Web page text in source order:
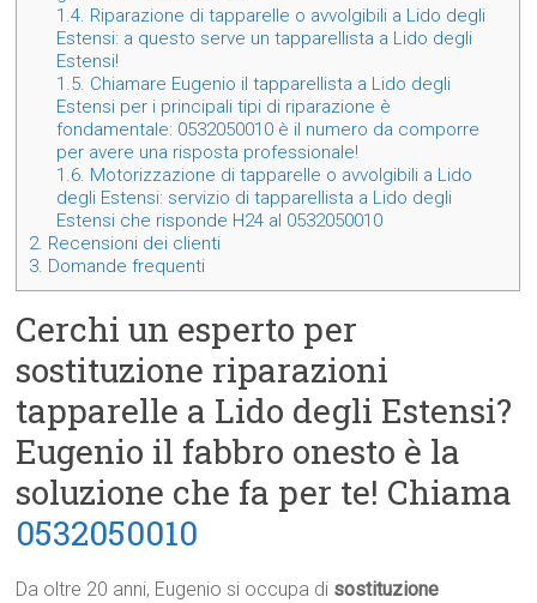
1.4. Riparazione di tapparelle o avvolgibili a Lido degli
Estensi: a questo serve un tapparellista a Lido degli
Estensi!
1.5. Chiamare Eugenio il tapparellista a Lido degli
Estensi per i principali tipi di riparazione è
fondamentale: 0532050010 è il numero da comporre
per avere una risposta professionale!
1.6. Motorizzazione di tapparelle o avvolgibili a Lido
degli Estensi: servizio di tapparellista a Lido degli
Estensi che risponde H24 al 0532050010
2. Recensioni dei clienti
3. Domande frequenti
Cerchi un esperto per
sostituzione riparazioni
tapparelle a Lido degli Estensi?
Eugenio il fabbro onesto è la
soluzione che fa per te! Chiama
0532050010
Da oltre 20 anni, Eugenio si occupa di sostituzione